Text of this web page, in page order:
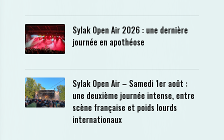
Sylak Open Air 2026 : une dernière
journée en apothéose
Sylak Open Air – Samedi 1er août :
une deuxième journée intense, entre
scène française et poids lourds
internationaux